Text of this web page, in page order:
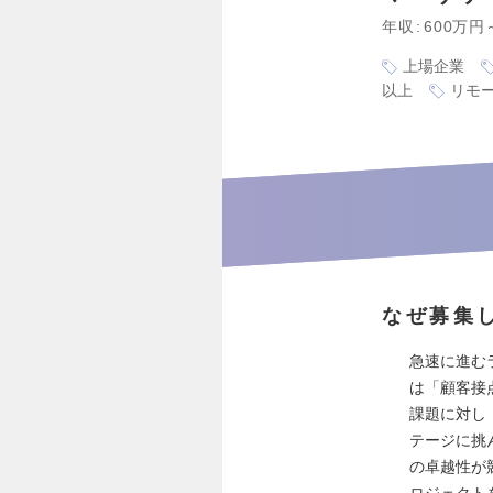
年収 600万円
上場企業
以上
リモ
なぜ募集
急速に進む
は「顧客接
課題に対し
テージに挑
の卓越性が